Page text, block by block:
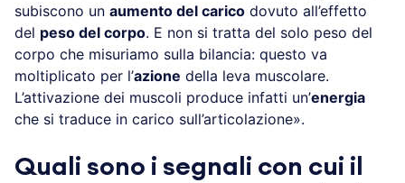
subiscono un aumento del carico dovuto all’effetto
del peso del corpo. E non si tratta del solo peso del
corpo che misuriamo sulla bilancia: questo va
moltiplicato per l’azione della leva muscolare.
L’attivazione dei muscoli produce infatti un’energia
che si traduce in carico sull’articolazione».
Quali sono i segnali con cui il